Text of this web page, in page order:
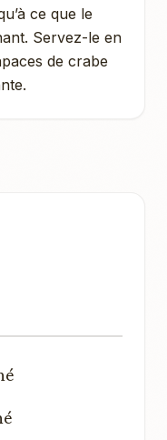
ce que le
Servez-le en
de crabe